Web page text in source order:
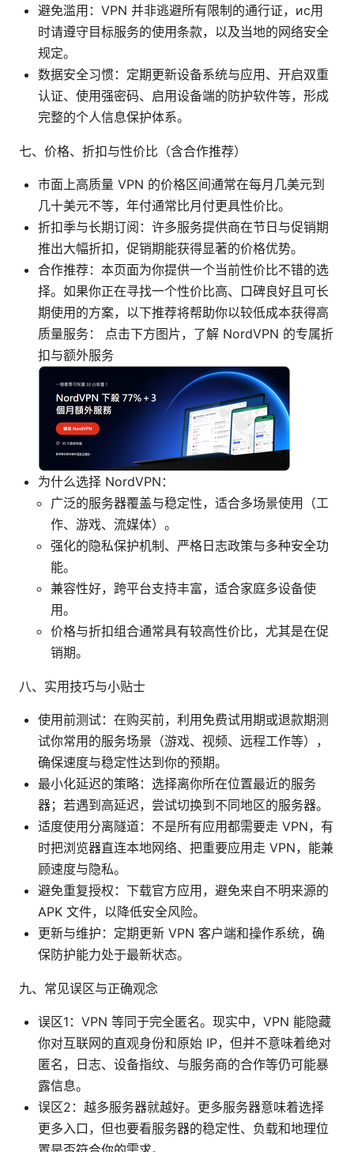
避免滥用：VPN 并非逃避所有限制的通行证，ис用
时请遵守目标服务的使用条款，以及当地的网络安全
规定。
数据安全习惯：定期更新设备系统与应用、开启双重
认证、使用强密码、启用设备端的防护软件等，形成
完整的个人信息保护体系。
七、价格、折扣与性价比（含合作推荐）
市面上高质量 VPN 的价格区间通常在每月几美元到
几十美元不等，年付通常比月付更具性价比。
折扣季与长期订阅：许多服务提供商在节日与促销期
推出大幅折扣，促销期能获得显著的价格优势。
合作推荐：本页面为你提供一个当前性价比不错的选
择。如果你正在寻找一个性价比高、口碑良好且可长
期使用的方案，以下推荐将帮助你以较低成本获得高
质量服务： 点击下方图片，了解 NordVPN 的专属折
扣与额外服务
为什么选择 NordVPN：
广泛的服务器覆盖与稳定性，适合多场景使用（工
作、游戏、流媒体）。
强化的隐私保护机制、严格日志政策与多种安全功
能。
兼容性好，跨平台支持丰富，适合家庭多设备使
用。
价格与折扣组合通常具有较高性价比，尤其是在促
销期。
八、实用技巧与小贴士
使用前测试：在购买前，利用免费试用期或退款期测
试你常用的服务场景（游戏、视频、远程工作等），
确保速度与稳定性达到你的预期。
最小化延迟的策略：选择离你所在位置最近的服务
器；若遇到高延迟，尝试切换到不同地区的服务器。
适度使用分离隧道：不是所有应用都需要走 VPN，有
时把浏览器直连本地网络、把重要应用走 VPN，能兼
顾速度与隐私。
避免重复授权：下载官方应用，避免来自不明来源的
APK 文件，以降低安全风险。
更新与维护：定期更新 VPN 客户端和操作系统，确
保防护能力处于最新状态。
九、常见误区与正确观念
误区1：VPN 等同于完全匿名。现实中，VPN 能隐藏
你对互联网的直观身份和原始 IP，但并不意味着绝对
匿名，日志、设备指纹、与服务商的合作等仍可能暴
露信息。
误区2：越多服务器就越好。更多服务器意味着选择
更多入口，但也要看服务器的稳定性、负载和地理位